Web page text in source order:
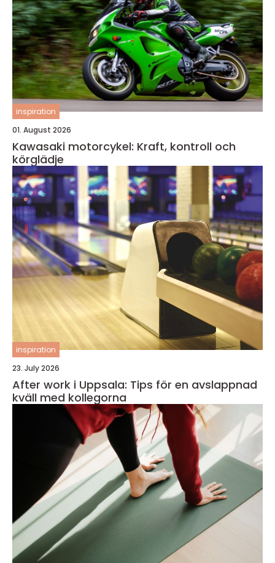
inspiration
01. August 2026
Kawasaki motorcykel: Kraft, kontroll och
körglädje
inspiration
23. July 2026
After work i Uppsala: Tips för en avslappnad
kväll med kollegorna